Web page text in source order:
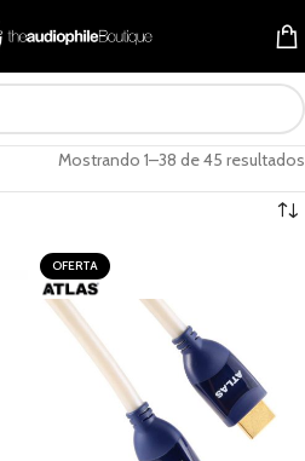
Mostrando 1–38 de 45 resultados
OFERTA